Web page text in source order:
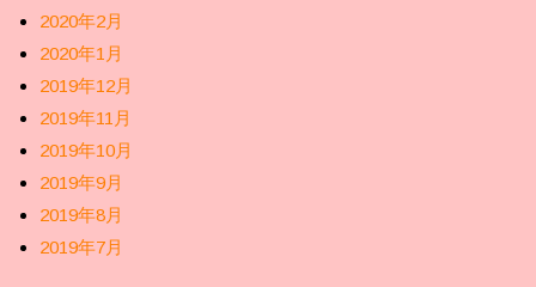
2020年2月
2020年1月
2019年12月
2019年11月
2019年10月
2019年9月
2019年8月
2019年7月